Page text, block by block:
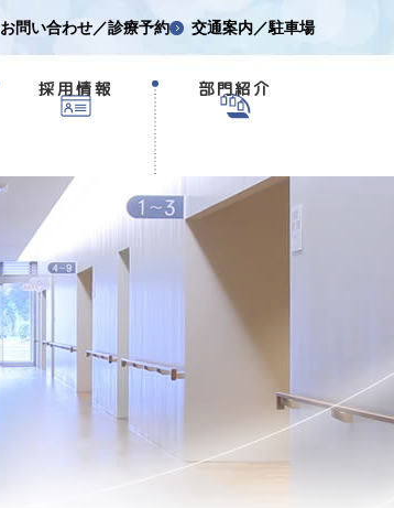
お問い合わせ／診療予約 交通案内／駐車場
採用情報 部門紹介